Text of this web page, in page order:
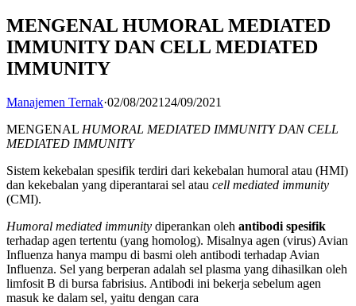
MENGENAL HUMORAL MEDIATED
IMMUNITY DAN CELL MEDIATED
IMMUNITY
Manajemen Ternak·02/08/2021 24/09/2021
MENGENAL HUMORAL MEDIATED IMMUNITY DAN CELL
MEDIATED IMMUNITY
Sistem kekebalan spesifik terdiri dari kekebalan humoral atau (HMI)
dan kekebalan yang diperantarai sel atau cell mediated immunity
(CMI).
Humoral mediated immunity diperankan oleh antibodi spesifik
terhadap agen tertentu (yang homolog). Misalnya agen (virus) Avian
Influenza hanya mampu di basmi oleh antibodi terhadap Avian
Influenza. Sel yang berperan adalah sel plasma yang dihasilkan oleh
limfosit B di bursa fabrisius. Antibodi ini bekerja sebelum agen
masuk ke dalam sel, yaitu dengan cara